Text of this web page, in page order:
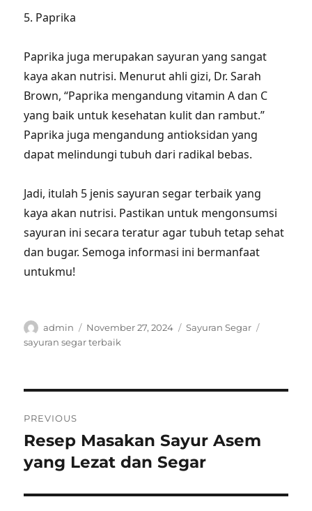
5. Paprika
Paprika juga merupakan sayuran yang sangat
kaya akan nutrisi. Menurut ahli gizi, Dr. Sarah
Brown, “Paprika mengandung vitamin A dan C
yang baik untuk kesehatan kulit dan rambut.”
Paprika juga mengandung antioksidan yang
dapat melindungi tubuh dari radikal bebas.
Jadi, itulah 5 jenis sayuran segar terbaik yang
kaya akan nutrisi. Pastikan untuk mengonsumsi
sayuran ini secara teratur agar tubuh tetap sehat
dan bugar. Semoga informasi ini bermanfaat
untukmu!
Author
admin
Posted
on
November 27, 2024 Categories
Sayuran Segar
sayuran segar terbaik
navigation
PREVIOUS
Previous
post:
Resep Masakan Sayur Asem
yang Lezat dan Segar